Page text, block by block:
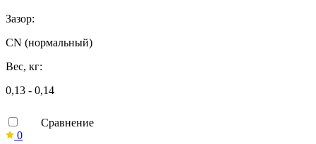
Зазор:
CN (нормальный)
Вес, кг:
0,13 - 0,14
Сравнение
0